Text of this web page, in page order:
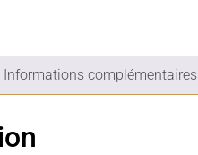
Informations complémentaires